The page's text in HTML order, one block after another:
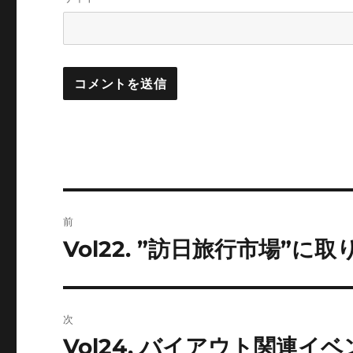
稿
ゲ
前
前
投
稿:
Vol22. ”訪日旅行市場”に取
次
次
Vol24. バイアウト関連イベ